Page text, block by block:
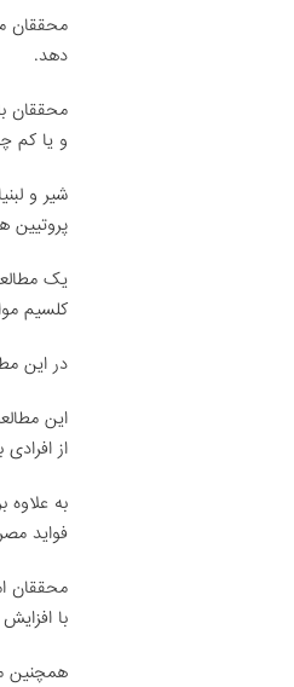
دهد.
و یا کم
شیر و
پروتیین
کلسیم
در این مطالعه بیش از ۳۰۰ مرد و زن که
از
به
فواید مصرف
با